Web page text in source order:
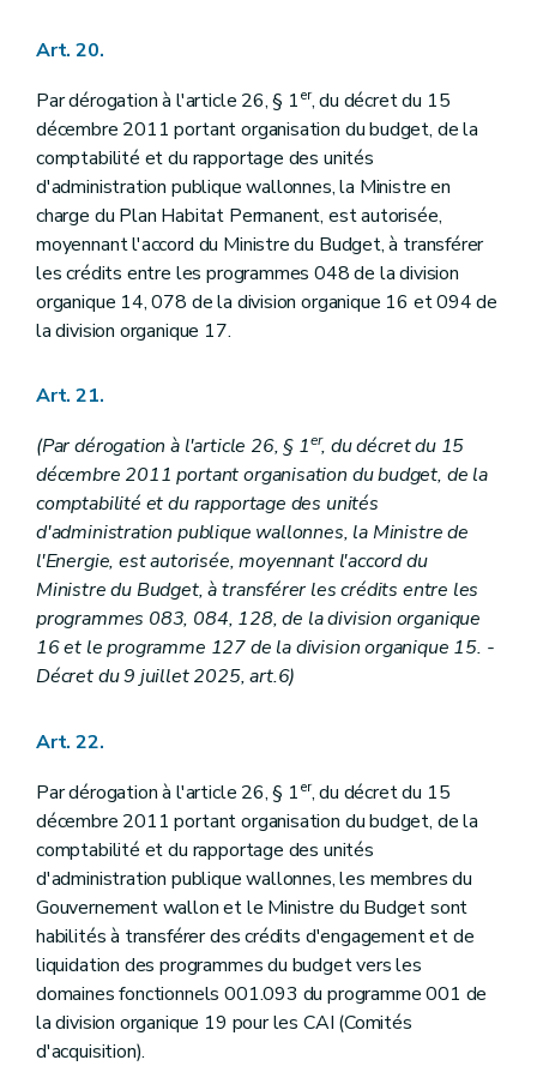
Art. 20.
Par dérogation à l'article 26, § 1er, du décret du 15
décembre 2011 portant organisation du budget, de la
comptabilité et du rapportage des unités
d'administration publique wallonnes, la Ministre en
charge du Plan Habitat Permanent, est autorisée,
moyennant l'accord du Ministre du Budget, à transférer
les crédits entre les programmes 048 de la division
organique 14, 078 de la division organique 16 et 094 de
la division organique 17.
Art. 21.
(Par dérogation à l'article 26, § 1er, du décret du 15
décembre 2011 portant organisation du budget, de la
comptabilité et du rapportage des unités
d'administration publique wallonnes, la Ministre de
l'Energie, est autorisée, moyennant l'accord du
Ministre du Budget, à transférer les crédits entre les
programmes 083, 084, 128, de la division organique
16 et le programme 127 de la division organique 15. -
Décret du 9 juillet 2025, art.6)
Art. 22.
Par dérogation à l'article 26, § 1er, du décret du 15
décembre 2011 portant organisation du budget, de la
comptabilité et du rapportage des unités
d'administration publique wallonnes, les membres du
Gouvernement wallon et le Ministre du Budget sont
habilités à transférer des crédits d'engagement et de
liquidation des programmes du budget vers les
domaines fonctionnels 001.093 du programme 001 de
la division organique 19 pour les CAI (Comités
d'acquisition).